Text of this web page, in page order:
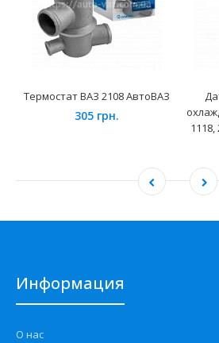
Термостат ВАЗ 2108 АвтоВАЗ
305 грн.
Информация
О нас